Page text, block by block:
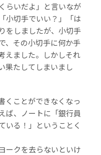
らいだよ」と言いなが
小切手でいい？」「は
をしましたが、小切手
、その小切手に何か手
えました。しかしそれ
果たしてしまいまし
くことができなくなっ
ば、ノートに「銀行員
いる！」ということく
ークを去らないといけ